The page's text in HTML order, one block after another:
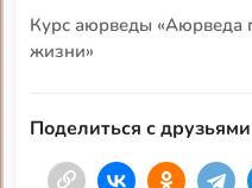
Курс аюрведы «Аюрведа
жизни»
Поделиться с друзьями